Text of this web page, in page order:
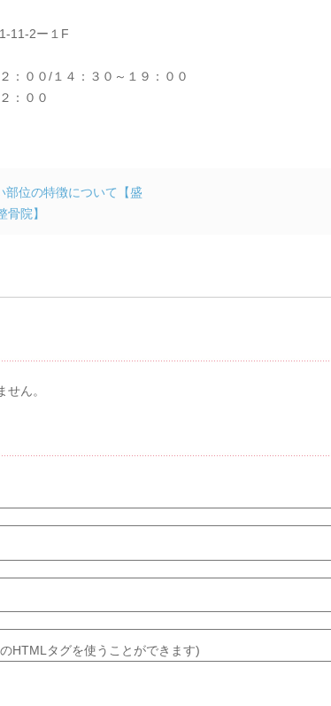
11-2ー１F
：００/１４：３０～１９：００
：００
部位の特徴について【盛
院】
せん。
HTMLタグを使うことができます)